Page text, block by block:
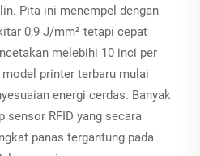
Pita ini menempel dengan
0,9 J/mm² tetapi cepat
melebihi 10 inci per
printer terbaru mulai
energi cerdas. Banyak
sensor RFID yang secara
panas tergantung pada